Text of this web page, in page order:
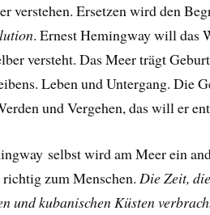
verstehen. Ersetzen wird den
. Ernest Hemingway will das
versteht. Das Meer trägt
Leben und Untergang. Die
und Vergehen, das will er
selbst wird am Meer ein
richtig zum Menschen.Die Zeit,
und kubanischen Küsten